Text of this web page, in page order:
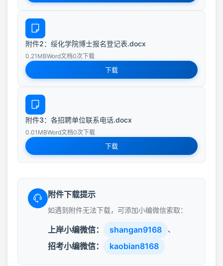
附件2：绥化学院博士报名登记表.docx
0.21MBWord文档0次下载
下载
附件3：各招聘单位联系电话.docx
0.01MBWord文档0次下载
下载
附件下载提示
如遇到附件无法下载，可添加小编微信索取：
上岸小编微信： shangan9168 、
招考小编微信： kaobian8168